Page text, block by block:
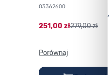
03362600
251,00 zł279,00 zł
Porównaj